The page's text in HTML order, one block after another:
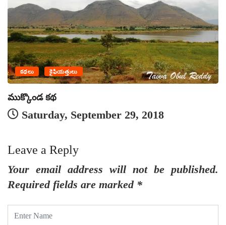
కథలు కైఫియత్తులు
ముక్కొండ కథ
Saturday, September 29, 2018
Leave a Reply
Your email address will not be published.
Required fields are marked *